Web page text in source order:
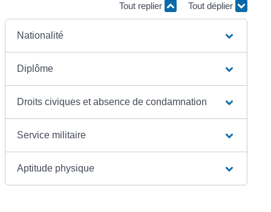
Tout replier Tout déplier
Nationalité
Diplôme
Droits civiques et absence de condamnation
Service militaire
Aptitude physique